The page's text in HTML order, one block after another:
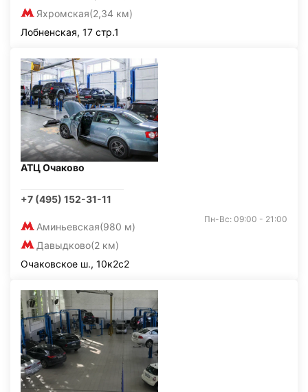
Яхромская(2,34 км)
Лобненская, 17 стр.1
АТЦ Очаково
+7 (495) 152-31-11
Аминьевская(980 м)
Давыдково(2 км)
Пн-Вс: 09:00 - 21:00
Очаковское ш., 10к2с2